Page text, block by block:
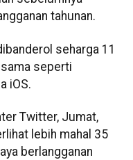
tahunan.
seharga 11
seperti
iOS.
Twitter, Jumat,
lebih mahal 35
berlangganan